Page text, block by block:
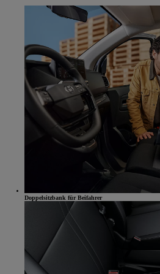
Doppelsitzbank für Beifahrer